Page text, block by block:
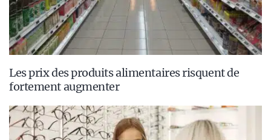
Les prix des produits alimentaires risquent de
fortement augmenter